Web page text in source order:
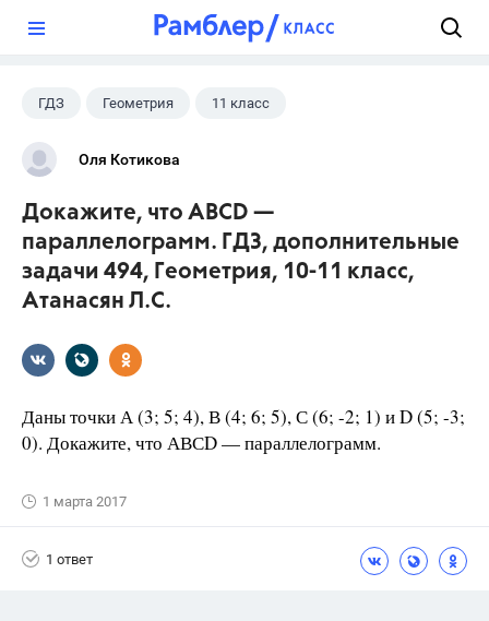
ГДЗ Геометрия 11 класс
10 класс
Оля Котикова
Докажите, что АВСD —
параллелограмм. ГДЗ, дополнительные
задачи 494, Геометрия, 10-11 класс,
Атанасян Л.С.
Даны точки А (3; 5; 4), В (4; 6; 5), С (6; -2; 1) и D (5; -3;
0). Докажите, что АВСD — параллелограмм.
1 марта 2017
1 ответ